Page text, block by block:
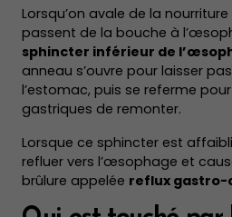
Lorsqu’on avale de la
passent de la bouche à
sphincter inférieur de
anneau s’ouvre pour laisser
l’estomac, puis se referme
gastriques de remonter.
Lorsque ce sphincter est
refluer vers l’œsophage et
brûlure appelée reflux gastro-